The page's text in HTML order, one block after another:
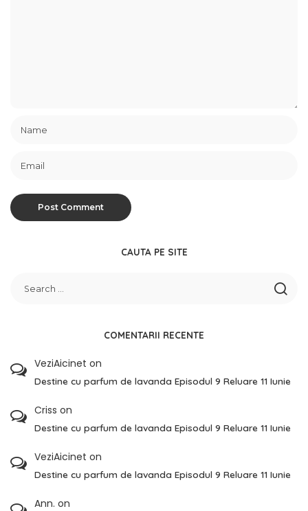
CAUTA PE SITE
COMENTARII RECENTE
VeziAicinet on
Destine cu parfum de lavanda Episodul 9 Reluare 11 Iunie
Criss on
Destine cu parfum de lavanda Episodul 9 Reluare 11 Iunie
VeziAicinet on
Destine cu parfum de lavanda Episodul 9 Reluare 11 Iunie
Ann. on